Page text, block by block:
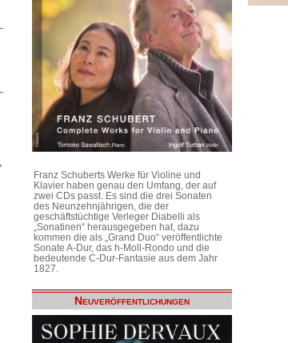
Franz Schuberts Werke für Violine und
Klavier haben genau den Umfang, der auf
zwei CDs passt. Es sind die drei Sonaten
des Neunzehnjährigen, die der
geschäftstüchtige Verleger Diabelli als
„Sonatinen“ herausgegeben hat, dazu
kommen die als „Grand Duo“ veröffentlichte
Sonate A-Dur, das h-Moll-Rondo und die
bedeutende C-Dur-Fantasie aus dem Jahr
1827.
Neuveröffentlichungen